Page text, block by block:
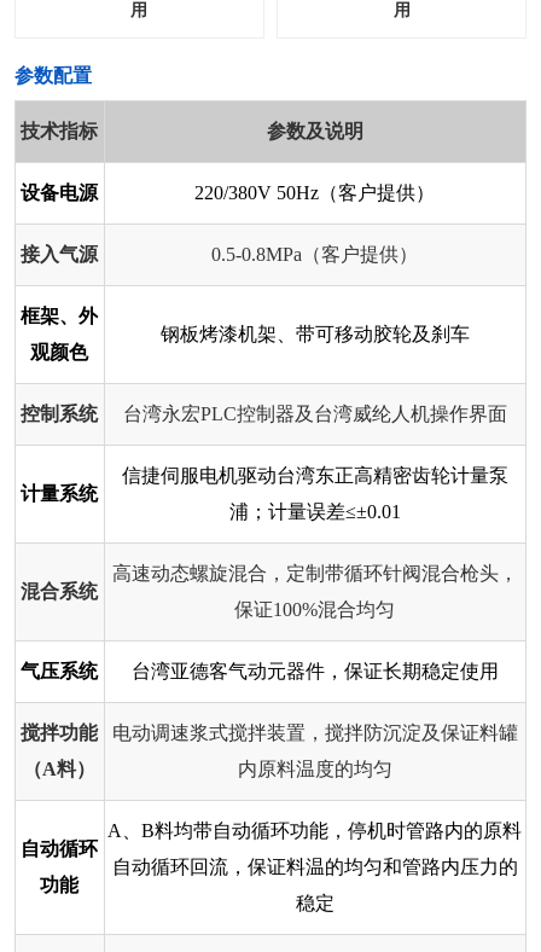
用 用
​参数配置
技术指标 参数及说明
设备电源 220/380V 50Hz（客户提供）
接入气源 0.5-0.8MPa（客户提供）
框架、外
观颜色
钢板烤漆机架、带可移动胶轮及刹车
控制系统 台湾永宏PLC控制器及台湾威纶人机操作界面
计量系统
信捷伺服电机驱动台湾东正高精密齿轮计量泵
浦；计量误差≤±0.01
混合系统
高速动态螺旋混合，定制带循环针阀混合枪头，
保证100%混合均匀
气压系统 台湾亚德客气动元器件，保证长期稳定使用
搅拌功能
（A料）
电动调速浆式搅拌装置，搅拌防沉淀及保证料罐
内原料温度的均匀
自动循环
功能
A、B料均带自动循环功能，停机时管路内的原料
自动循环回流，保证料温的均匀和管路内压力的
稳定